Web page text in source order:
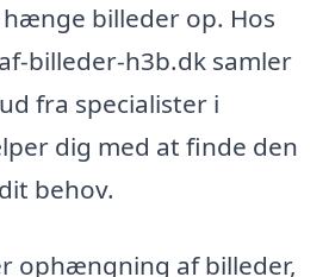
billeder op. Hos
billeder-h3b.dk samler
fra specialister i
dig med at finde den
behov.
ophængning af billeder,